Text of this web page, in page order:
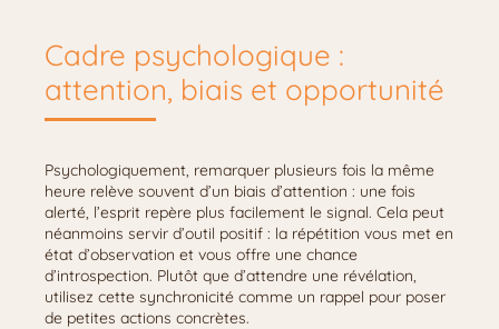
Cadre psychologique :
attention, biais et opportunité
Psychologiquement, remarquer plusieurs fois la même
heure relève souvent d’un biais d’attention : une fois
alerté, l’esprit repère plus facilement le signal. Cela peut
néanmoins servir d’outil positif : la répétition vous met en
état d’observation et vous offre une chance
d’introspection. Plutôt que d’attendre une révélation,
utilisez cette synchronicité comme un rappel pour poser
de petites actions concrètes.